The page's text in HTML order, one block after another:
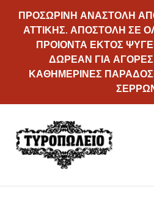
μετάβαση
περιεχόμενο
ΠΡΟΣΩΡΙΝΗ ΑΝΑΣΤΟΛΗ
ΑΤΤΙΚΗΣ. ΑΠΟΣΤΟΛΗ ΣΕ
ΠΡΟΙΟΝΤΑ ΕΚΤΟΣ
ΔΩΡΕΑΝ ΓΙΑ
ΚΑΘΗΜΕΡΙΝΕΣ